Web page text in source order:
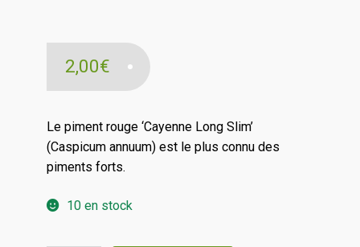
2,00€
Le piment rouge ‘Cayenne Long Slim’
(Caspicum annuum) est le plus connu des
piments forts.
10 en stock